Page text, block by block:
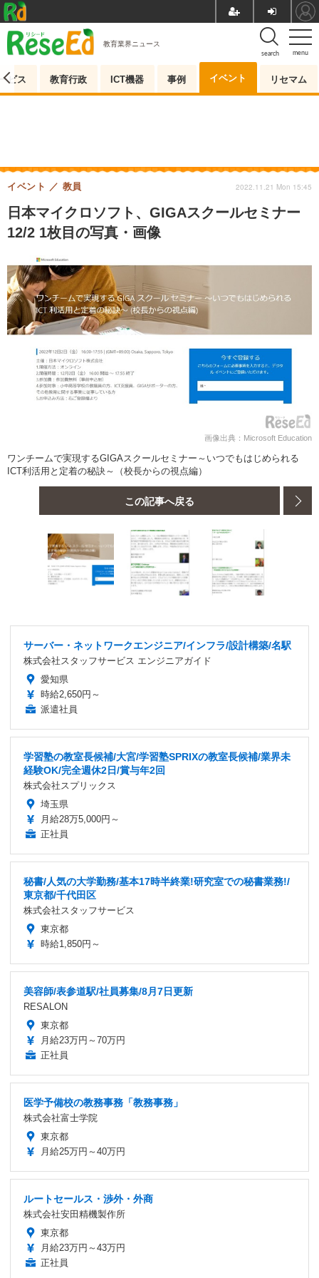
menu
search
教育業界ニュース
ビス 教育行政 ICT機器 事例 イベント リセマム
日本マイクロソフト、GIGAスクールセミナー
12/2 1枚目の写真・画像
イベント 教員 2022.11.21 Mon 15:45
画像出典：Microsoft Education
ワンチームで実現するGIGAスクールセミナー～いつでもはじめられる
ICT利活用と定着の秘訣～（校長からの視点編）
この記事へ戻る
サーバー・ネットワークエンジニア/インフラ/設計構築/名駅
株式会社スタッフサービス エンジニアガイド
愛知県
時給2,650円～
派遣社員
学習塾の教室長候補/大宮/学習塾SPRIXの教室長候補/業界未
経験OK/完全週休2日/賞与年2回
株式会社スプリックス
埼玉県
月給28万5,000円～
正社員
秘書/人気の大学勤務/基本17時半終業!研究室での秘書業務!/
東京都/千代田区
株式会社スタッフサービス
東京都
時給1,850円～
美容師/表参道駅/社員募集/8月7日更新
RESALON
東京都
月給23万円～70万円
正社員
医学予備校の教務事務「教務事務」
株式会社富士学院
東京都
月給25万円～40万円
ルートセールス・渉外・外商
株式会社安田精機製作所
東京都
月給23万円～43万円
正社員